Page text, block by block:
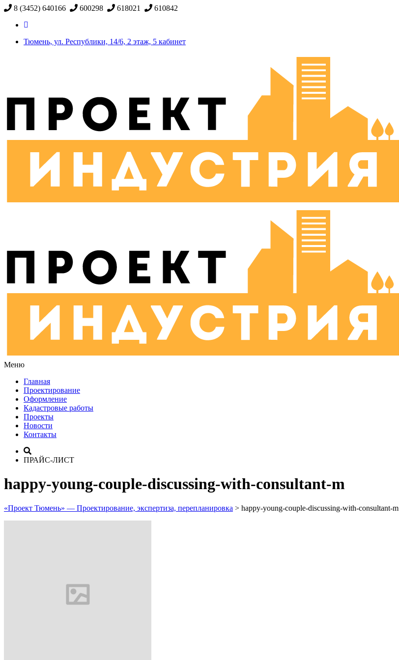
8 (3452) 640166 600298 618021 610842
Тюмень, ул. Республики, 14/6, 2 этаж, 5 кабинет
Меню
Главная
Проектирование
Оформление
Кадастровые работы
Проекты
Новости
Контакты
ПРАЙС-ЛИСТ
happy-young-couple-discussing-with-consultant-m
«Проект Тюмень» — Проектирование, экспертиза, перепланировка > happy-young-couple-discussing-with-consultant-m